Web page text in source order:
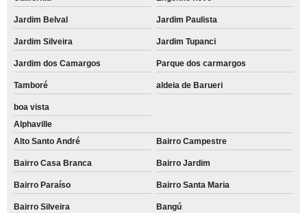
Jardim Belval Jardim Paulista
Jardim Silveira Jardim Tupanci
Jardim dos Camargos Parque dos carmargos
Tamboré aldeia de Barueri
boa vista
Alphaville
Alto Santo André
Bairro Campestre
Bairro Casa Branca Bairro Jardim
Bairro Paraíso Bairro Santa Maria
Bairro Silveira Bangú